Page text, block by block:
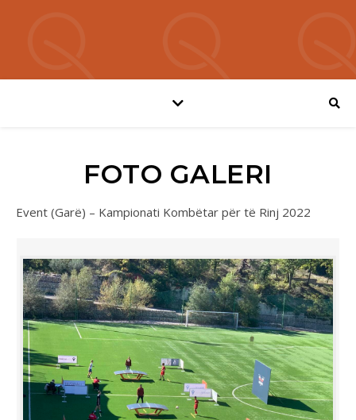
FOTO GALERI
Event (Garë) – Kampionati Kombëtar për të Rinj 2022